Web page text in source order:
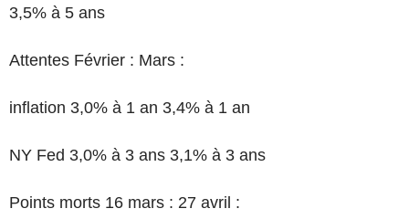
3,5% à 5 ans
Attentes Février : Mars :
inflation 3,0% à 1 an 3,4% à 1 an
NY Fed 3,0% à 3 ans 3,1% à 3 ans
Points morts 16 mars : 27 avril :